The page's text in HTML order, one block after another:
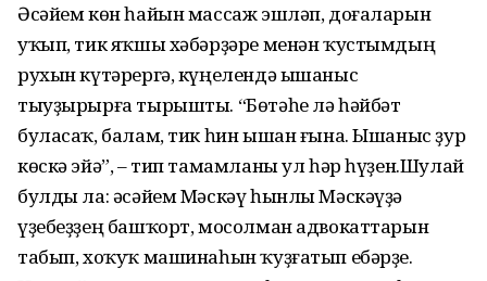
Әсәйем көн һайын массаж эшләп, доғаларын
уҡып, тик яҡшы хәбәрҙәре менән ҡустымдың
рухын күтәрергә, күңе­лендә ышаныс
тыуҙырырға тырышты. “Бөтәһе лә һәйбәт
буласаҡ, балам, тик һин ышан ғына. Ышаныс ҙур
көскә эйә”, – тип тамамланы ул һәр һүҙен.Шулай
булды ла: әсәйем Мәскәү һынлы Мәскәүҙә
үҙебеҙҙең башҡорт, мосолман адвокаттарын
табып, хоҡуҡ машинаһын ҡуҙғатып ебәрҙе.